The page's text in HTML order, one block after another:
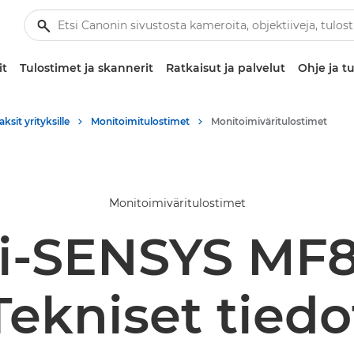
Tulostimet ja skannerit Ratkaisut ja palvelut Ohje ja
yrityksille Monitoimitulostimet Monitoimiväritulostimet
Monitoimiväritulostimet
SENSYS